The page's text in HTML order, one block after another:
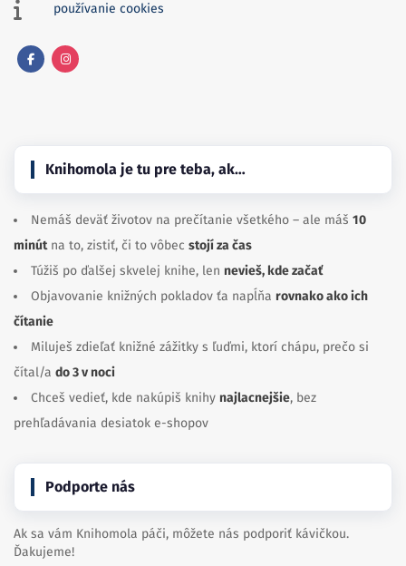
používanie cookies
Knihomola je tu pre teba, ak…
Nemáš deväť životov na prečítanie všetkého – ale máš 10
minútna to, zistiť, či to vôbec stojí za čas
Túžiš po ďalšej skvelej knihe, len nevieš, kde začať
Objavovanie knižných pokladov ťa napĺňa rovnako ako ich
čítanie
Miluješ zdieľať knižné zážitky s ľuďmi, ktorí chápu, prečo si
čítal/a do 3 v noci
Chceš vedieť, kde nakúpiš knihy najlacnejšie, bez
prehľadávania desiatok e-shopov
Podporte nás
Ak sa vám Knihomola páči, môžete nás podporiť kávičkou.
Ďakujeme!